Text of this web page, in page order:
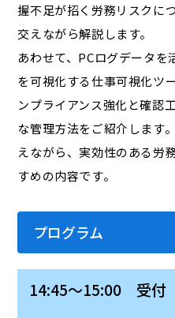
握不足が招く労務リスクに
交えながら解説します。
あわせて、PCログデータ
を可視化する仕事可視化ツ
ンプライアンス強化と確認
な管理方法をご紹介します
えながら、実効性のある労
すめの内容です。
プログラム
14:45～15:00 受付